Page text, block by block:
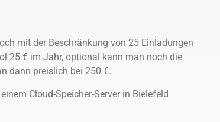
mit der Beschränkung von 25 Einladungen
25 € im Jahr, optional kann man noch die
dann preislich bei 250 €.
Cloud-Speicher-Server in Bielefeld